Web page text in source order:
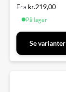
Fra kr.219,00
På lager
Se varianter